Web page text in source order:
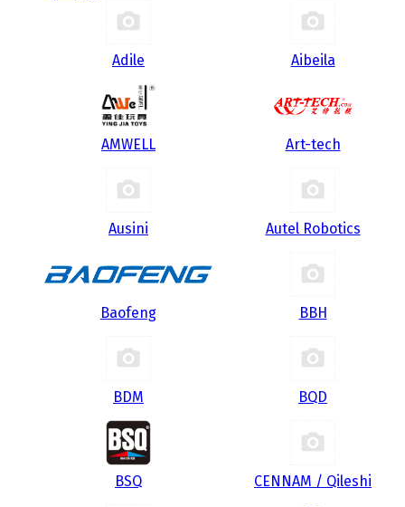
Adile Aibeila
AMWELL Art-tech
Ausini Autel Robotics
Baofeng BBH
BDM BQD
BSQ CENNAM / Qileshi